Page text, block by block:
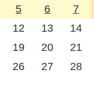
5 6 7
12 13 14
19 20 21
26 27 28